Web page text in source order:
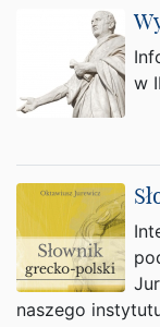
w
naszego